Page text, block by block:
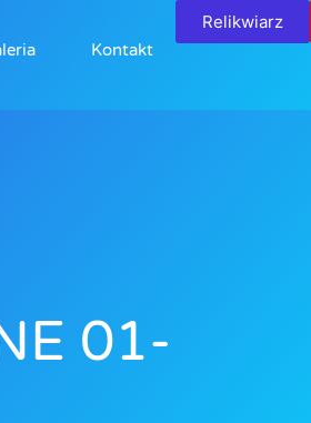
Kontakt
Relikwiarz
01-